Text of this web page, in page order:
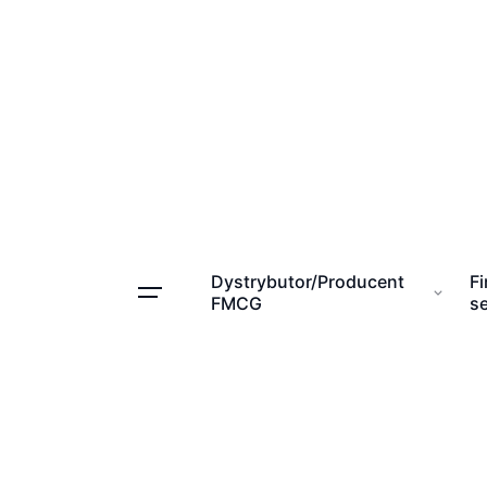
Dystrybutor/Producent
FMCG